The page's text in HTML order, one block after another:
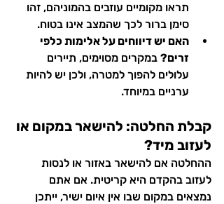
תראו מקומיים עוזבים בהמוניהם, זהו
סימן ברור לכך שהמצב אינו בטוח.
האם יש דיווחים על אלימות כלפי
זרים? במקרים מסוימים, תיירים
עלולים להפוך למטרה, ולכן יש להיות
ערניים במיוחד.
קבלת החלטה: להישאר במקום או
לעזוב מיד?
ההחלטה אם להישאר באזור או לנסות
לעזוב בהקדם היא קריטית. אם אתם
נמצאים במקום שבו אין איום ישיר, ייתכן